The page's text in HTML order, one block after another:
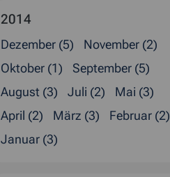
2014
Dezember (5)
November (2)
Oktober (1)
September (5)
August (3)
Juli (2)
Mai (3)
April (2)
März (3)
Februar (2)
Januar (3)